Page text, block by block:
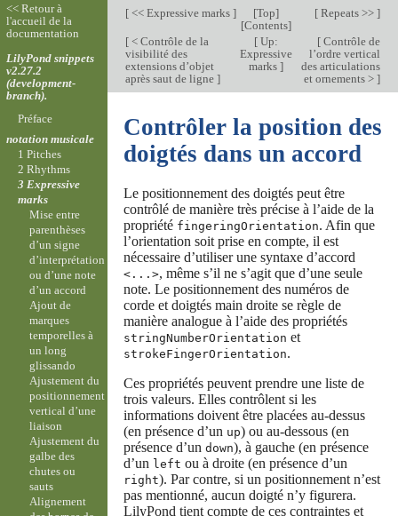
[<< Expressive marks ] [Top]
[Contents]
[Repeats >> ]
[< Contrôle de la
visibilité des
extensions d’objet
après saut de ligne ]
[Up:
Expressive
marks ]
[Contrôle de
l’ordre vertical
des articulations
et ornements > ]
Contrôler la position des
doigtés dans un accord
Le positionnement des doigtés peut être
contrôlé de manière très précise à l’aide de la
propriété fingeringOrientation. Afin que
l’orientation soit prise en compte, il est
nécessaire d’utiliser une syntaxe d’accord
<...>, même s’il ne s’agit que d’une seule
note. Le positionnement des numéros de
corde et doigtés main droite se règle de
manière analogue à l’aide des propriétés
stringNumberOrientation et
strokeFingerOrientation.
Ces propriétés peuvent prendre une liste de
trois valeurs. Elles contrôlent si les
informations doivent être placées au-dessus
(en présence d’un up) ou au-dessous (en
présence d’un down), à gauche (en présence
d’un left ou à droite (en présence d’un
right). Par contre, si un positionnement n’est
pas mentionné, aucun doigté n’y figurera.
LilyPond tient compte de ces contraintes et
<< Retour à
l'accueil de la
documentation
LilyPond snippets
v2.27.2
(development-
branch).
Préface
notation musicale
1 Pitches
2 Rhythms
3 Expressive
marks
Mise entre
parenthèses
d’un signe
d’interprétation
ou d’une note
d’un accord
Ajout de
marques
temporelles à
un long
glissando
Ajustement du
positionnement
vertical d’une
liaison
Ajustement du
galbe des
chutes ou
sauts
Alignement